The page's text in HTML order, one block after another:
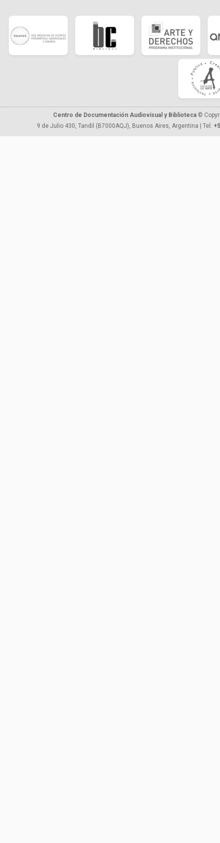
Centro de Documentación Audiovisual y Biblioteca ©
9 de Julio 430, Tandil (B7000AQJ), Buenos Aires, Argentina | Tel.